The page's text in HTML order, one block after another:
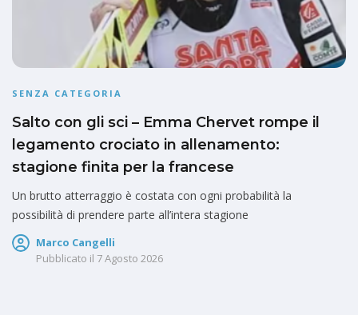
SENZA CATEGORIA
Salto con gli sci – Emma Chervet rompe il
legamento crociato in allenamento:
stagione finita per la francese
Un brutto atterraggio è costata con ogni probabilità la
possibilità di prendere parte all’intera stagione
Marco Cangelli
Pubblicato il 7 Agosto 2026